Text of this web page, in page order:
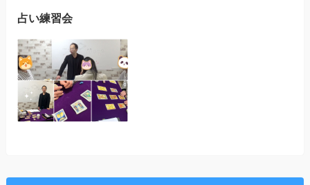
占い練習会